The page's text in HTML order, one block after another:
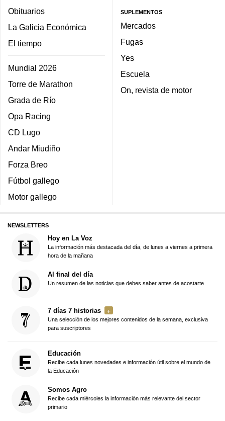
Obituarios
La Galicia Económica
El tiempo
Mundial 2026
Torre de Marathon
Grada de Río
Opa Racing
CD Lugo
Andar Miudiño
Forza Breo
Fútbol gallego
Motor gallego
SUPLEMENTOS
Mercados
Fugas
Yes
Escuela
On, revista de motor
NEWSLETTERS
Hoy en La Voz
La información más destacada del día, de lunes a viernes a primera
hora de la mañana
Al final del día
Un resumen de las noticias que debes saber antes de acostarte
7 días 7 historias
Una selección de los mejores contenidos de la semana, exclusiva
para suscriptores
Educación
Recibe cada lunes novedades e información útil sobre el mundo de
la Educación
Somos Agro
Recibe cada miércoles la información más relevante del sector
primario